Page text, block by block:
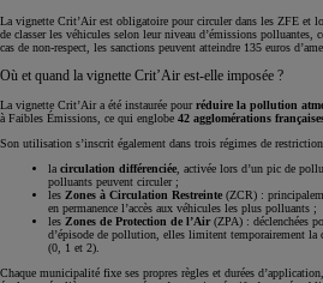
La vignette Crit’Air est obligatoire pour circuler dans les ZFE et
de classer les véhicules selon leur niveau d’émissions polluantes,
cas de non-respect, les sanctions peuvent atteindre 135 euros
Où et quand la vignette Crit’Air est-elle imposée ?
La vignette Crit’Air a été instaurée pourréduire la pollution
à Faibles Émissions, ce qui englobe 42 agglomérations
Son utilisation s’inscrit également dans trois régimes de
la circulation différenciée , activée lors d’un pic de
polluants peuvent circuler ;
les Zones à Circulation Restreinte (ZCR) :
en permanence l’accès aux véhicules les plus polluants ;
les Zones de Protection de l’Air(ZPA) : déclenchées
d’épisode de pollution, elles limitent temporairement
(0, 1 et 2).
Chaque municipalité fixe ses propres règles et durées